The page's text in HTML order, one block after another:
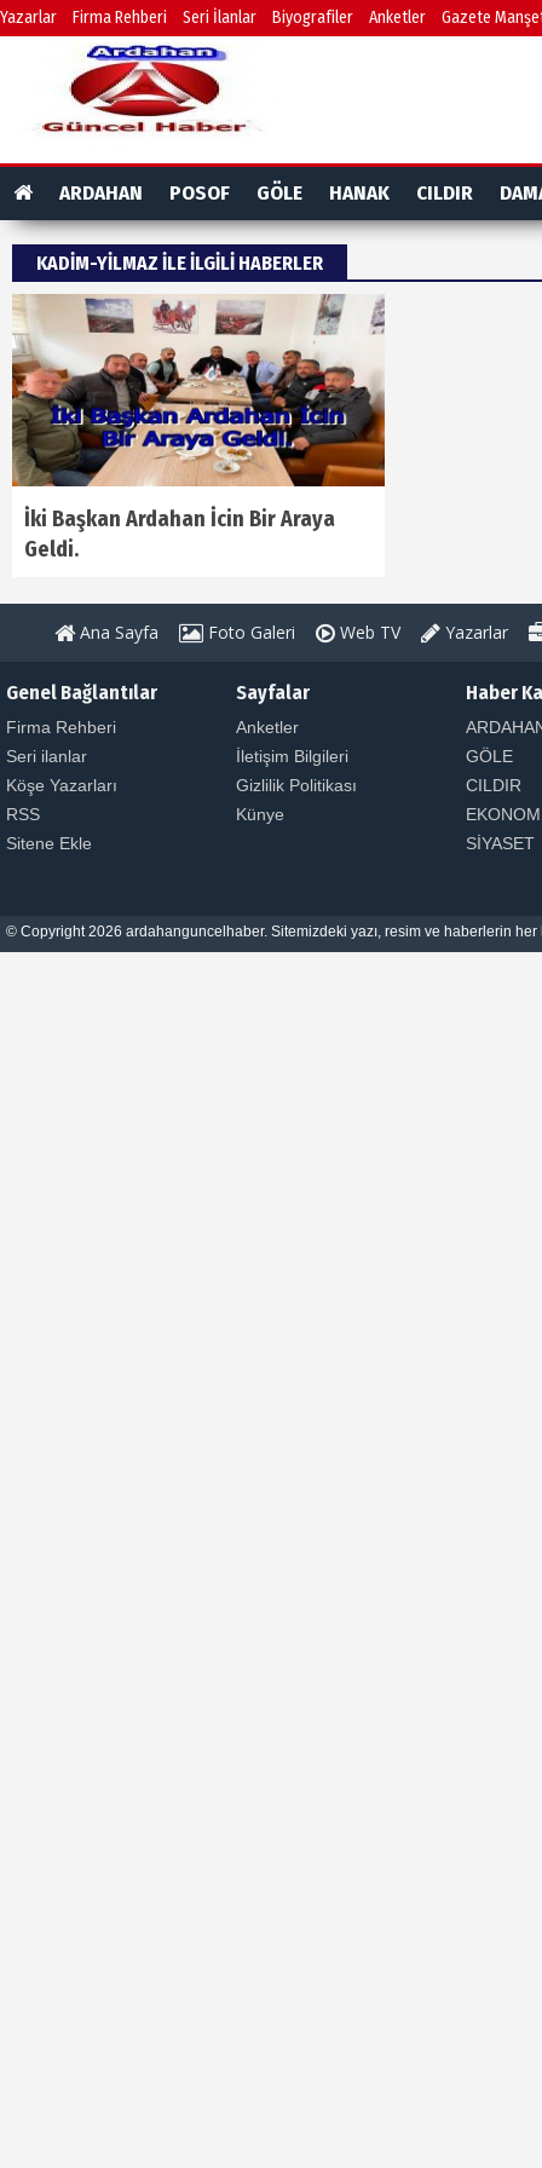
Yazarlar Firma Rehberi Seri İlanlar Biyografiler Anketler Gazete
ARDAHAN POSOF GÖLE HANAK CILDIR
KADIM-YILMAZ ILE ILGILI HABERLER
İki Başkan Ardahan İcin Bir Araya
Geldi.
Ana Sayfa Foto Galeri Web TV Yazarlar
Genel Bağlantılar
Firma Rehberi
Seri ilanlar
Köşe Yazarları
RSS
Sitene Ekle
Sayfalar
Anketler
İletişim Bilgileri
Gizlilik Politikası
Künye
Haber
GÖLE
CILDIR
SİYASET
© Copyright 2026 ardahanguncelhaber. Sitemizdeki yazı, resim ve haberlerin her